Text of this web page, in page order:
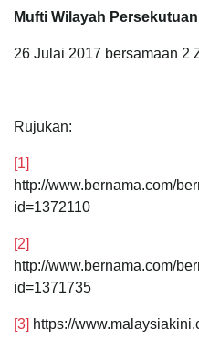
Mufti Wilayah
26 Julai 2017 bersamaan 2
Rujukan:
[1]
http://www.bernama.com/
id=1372110
[2]
http://www.bernama.com/
id=1371735
[3] https://